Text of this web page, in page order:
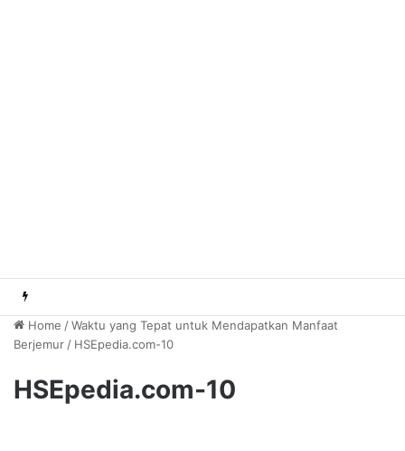
Home /Waktu yang Tepat untuk Mendapatkan Manfaat
Berjemur / HSEpedia.com-10
HSEpedia.com-10